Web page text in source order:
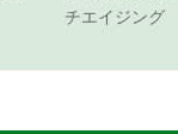
チエイジング